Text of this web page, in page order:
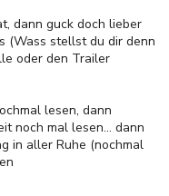
dann guck doch lieber
(Wass stellst du dir denn
oder den Trailer
lesen, dann
noch mal lesen... dann
in aller Ruhe (nochmal